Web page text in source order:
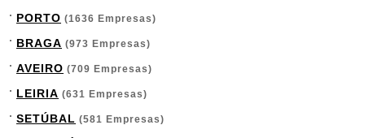
PORTO (1636 Empresas)
BRAGA (973 Empresas)
AVEIRO (709 Empresas)
LEIRIA (631 Empresas)
SETÚBAL (581 Empresas)